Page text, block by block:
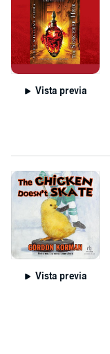
Vista previa
Vista previa